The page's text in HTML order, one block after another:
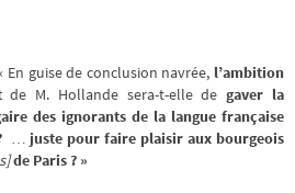
En guise de conclusion navrée, l’ambition
de M. Hollande sera-t-elle degaver la
des ignorants de la langue française
… juste pour faire plaisir aux bourgeois
de Paris ? »